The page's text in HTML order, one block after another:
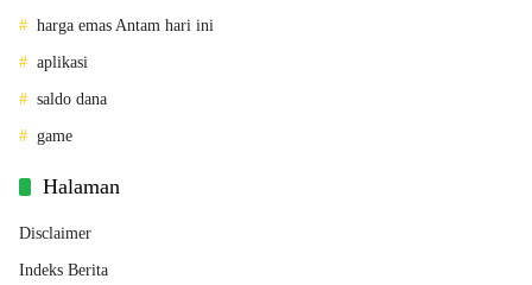
harga emas Antam hari ini
aplikasi
saldo dana
game
Halaman
Disclaimer
Indeks Berita